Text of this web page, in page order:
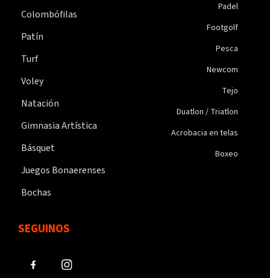
Colombófilas
Patín
Turf
Voley
Natación
Gimnasia Artística
Básquet
Juegos Bonaerenses
Bochas
Padel
Footgolf
Pesca
Newcom
Tejo
Duatlon / Triatlon
Acrobacia en telas
Boxeo
SEGUINOS